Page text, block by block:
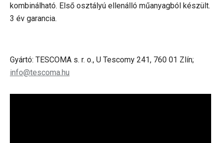
kombinálható. Első osztályú ellenálló műanyagból készült.
3 év garancia.
Gyártó: TESCOMA s. r. o., U Tescomy 241, 760 01 Zlín;
info@tescoma.hu